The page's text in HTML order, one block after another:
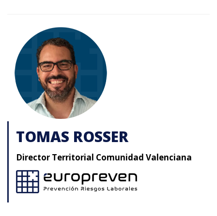
TOMAS ROSSER
Director Territorial Comunidad Valenciana